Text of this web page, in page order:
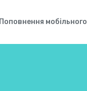
Поповнення мобільного